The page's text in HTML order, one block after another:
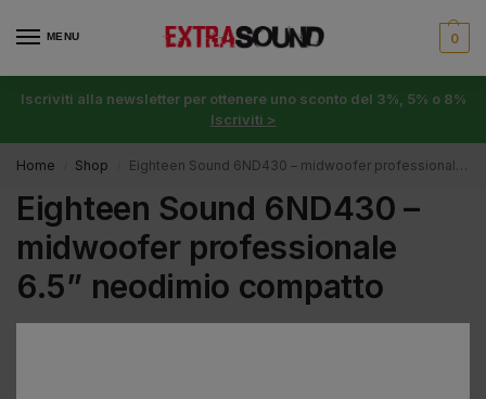
MENU 0
Iscriviti alla newsletter per ottenere uno sconto del 3%, 5% o 8%
Iscriviti >
Home Shop Eighteen Sound 6ND430 – midwoofer professionale 6.5” neodimio compatto
Eighteen Sound 6ND430 –
midwoofer professionale
6.5” neodimio compatto